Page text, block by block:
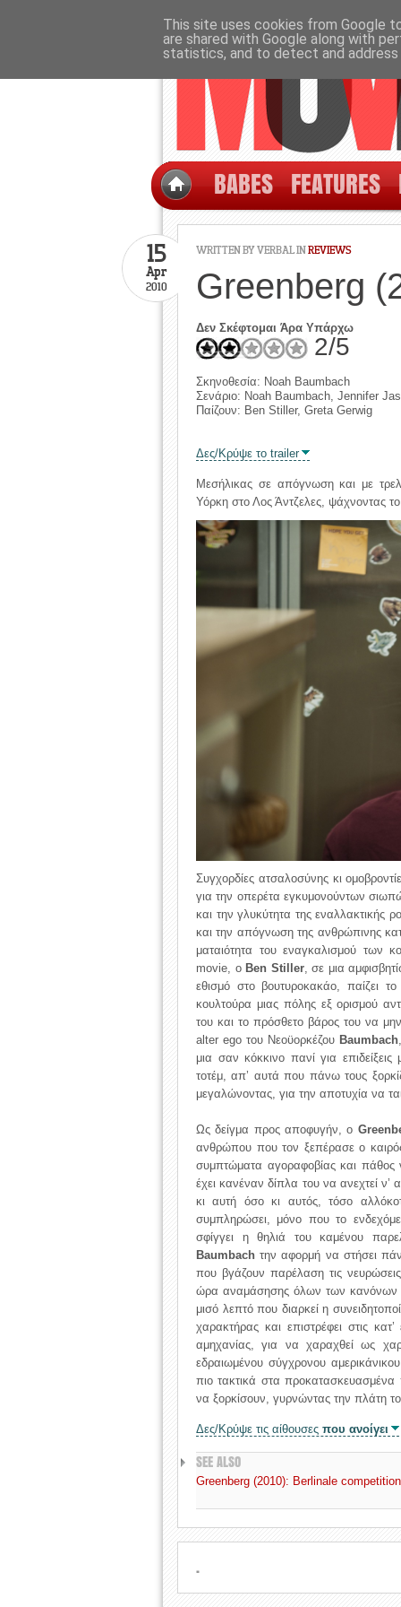
BABES FEATURES
WRITTEN BYVERBALINREVIEWS
15
Apr
2010 Greenberg
Δεν Σκέφτομαι Άρα Υπάρχω
2/5
Σκηνοθεσία: Noah Baumbach
Σενάριο: Noah Baumbach, Jennifer
Παίζουν: Ben Stiller, Greta Gerwig
Δες/Κρύψε το trailer
Μεσήλικας σε απόγνωση και με
Υόρκη στο Λος Άντζελες, ψάχνοντας
Συγχορδίες ατσαλοσύνης κι
για την οπερέτα εγκυμονούντων
και την γλυκύτητα της εναλλακτικής
και την απόγνωση της ανθρώπινης
ματαιότητα του εναγκαλισμού των
movie, ο Ben Stiller, σε μια
εθισμό στο βουτυροκακάο, παίζει
κουλτούρα μιας πόλης εξ ορισμού
του και το πρόσθετο βάρος του να
alter ego του Νεοϋορκέζου Baumbach
μια σαν κόκκινο πανί για
τοτέμ, απ’ αυτά που πάνω τους
μεγαλώνοντας, για την αποτυχία να
Ως δείγμα προς αποφυγήν, ο
ανθρώπου που τον ξεπέρασε ο
συμπτώματα αγοραφοβίας και πάθος
έχει κανέναν δίπλα του να ανεχτεί
κι αυτή όσο κι αυτός, τόσο
συμπληρώσει, μόνο που το
σφίγγει η θηλιά του καμένου
Baumbach την αφορμή να στήσει
που βγάζουν παρέλαση τις
ώρα αναμάσησης όλων των κανόνων
μισό λεπτό που διαρκεί η
χαρακτήρας και επιστρέφει στις
αμηχανίας, για να χαραχθεί ως
εδραιωμένου σύγχρονου
πιο τακτικά στα προκατασκευασμένα
να ξορκίσουν, γυρνώντας την πλάτη
Δες/Κρύψε τις αίθουσες που ανοίγει
SEE ALSO
Greenberg (2010): Berlinale
.
This site uses cookies from Google
are shared with Google along with
statistics, and to detect and address